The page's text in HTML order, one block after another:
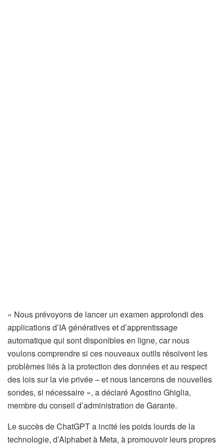
« Nous prévoyons de lancer un examen approfondi des
applications d’IA génératives et d’apprentissage
automatique qui sont disponibles en ligne, car nous
voulons comprendre si ces nouveaux outils résolvent les
problèmes liés à la protection des données et au respect
des lois sur la vie privée – et nous lancerons de nouvelles
sondes, si nécessaire », a déclaré Agostino Ghiglia,
membre du conseil d’administration de Garante.
Le succès de ChatGPT a incité les poids lourds de la
technologie, d’Alphabet à Meta, à promouvoir leurs propres